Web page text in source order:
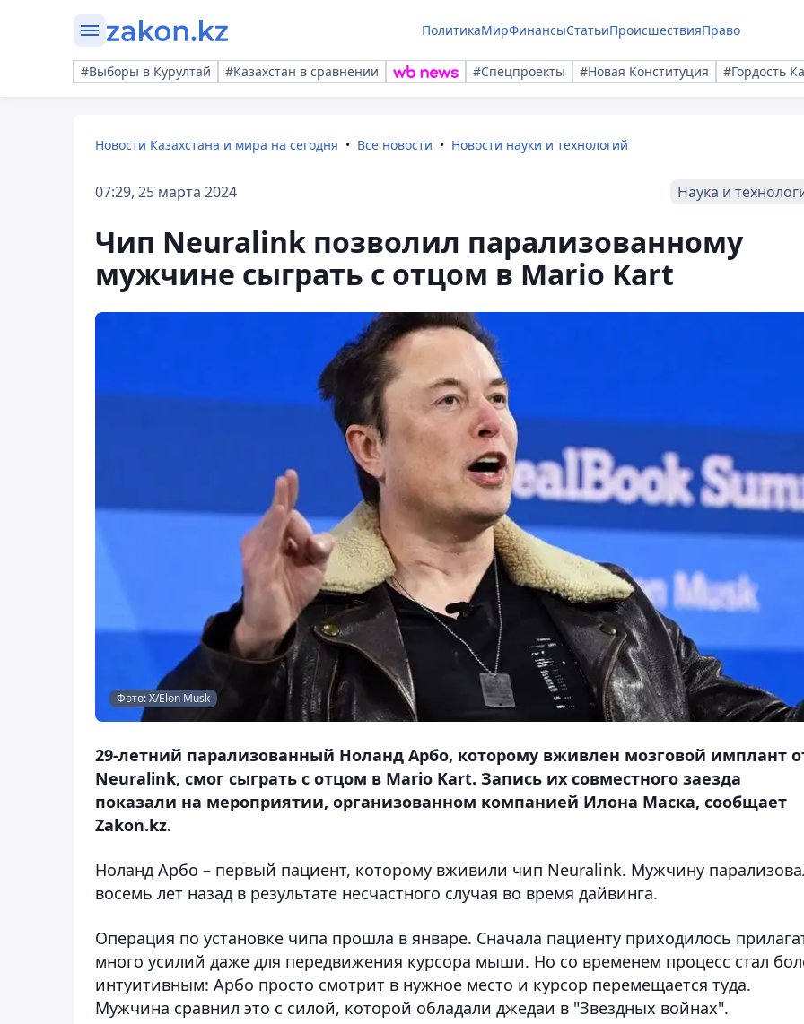
ПолитикаМирФинансыСтатьиПроисшествияПраво
#Выборы в Курултай #Казахстан в сравнении #Спецпроекты #Новая Конституция #Гордость
Новости Казахстана и мира на сегодня Все новости Новости науки и технологий
07:29, 25 марта 2024 Наука и
Чип Neuralink позволил парализованному
мужчине сыграть с отцом в Mario Kart
Фото: X/Elon Musk
29-летний парализованный Ноланд Арбо, которому вживлен мозговой имплант
Neuralink, смог сыграть с отцом в Mario Kart. Запись их совместного заезда
показали на мероприятии, организованном компанией Илона Маска, сообщает
Zakon.kz.
Ноланд Арбо – первый пациент, которому вживили чип Neuralink. Мужчину
восемь лет назад в результате несчастного случая во время дайвинга.
Операция по установке чипа прошла в январе. Сначала пациенту приходилось
много усилий даже для передвижения курсора мыши. Но со временем процесс стал
интуитивным: Арбо просто смотрит в нужное место и курсор перемещается туда.
Мужчина сравнил это с силой, которой обладали джедаи в "Звездных войнах".